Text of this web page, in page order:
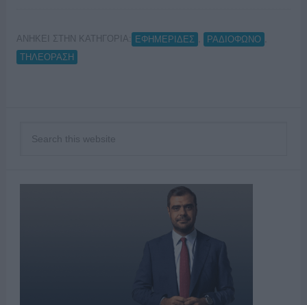
ΑΝΗΚΕΙ ΣΤΗΝ ΚΑΤΗΓΟΡΙΑ: ΕΦΗΜΕΡΙΔΕΣ ΡΑΔΙΟΦΩΝΟ
ΤΗΛΕΟΡΑΣΗ